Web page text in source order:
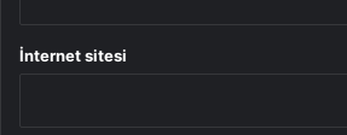
İnternet sitesi